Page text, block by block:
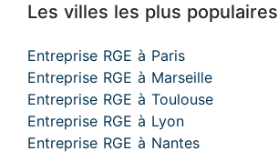
Les villes les plus populaires
Entreprise RGE à Paris
Entreprise RGE à Marseille
Entreprise RGE à Toulouse
Entreprise RGE à Lyon
Entreprise RGE à Nantes